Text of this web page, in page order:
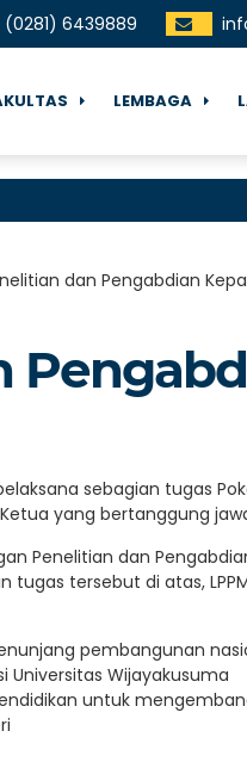
(0281) 6439889
LEMBAGA
dan Pengabdian
sebagian tugas
yang bertanggung
Penelitian dan
tersebut di atas,
pembangunan
Wijayakusuma
untuk